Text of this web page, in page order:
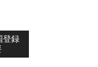
登録